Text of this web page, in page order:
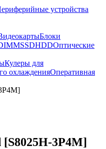
устройства
Блоки
SSDHDDОптические
Кулеры для
охлажденияОперативная
3P4M]